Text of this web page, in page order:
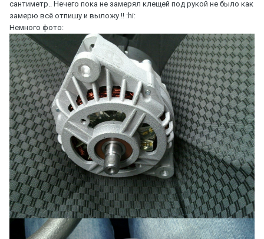
сантиметр.. Нечего пока не замерял клещей под рукой не было как
замерю всё отпишу и выложу !! :hi:
Немного фото: